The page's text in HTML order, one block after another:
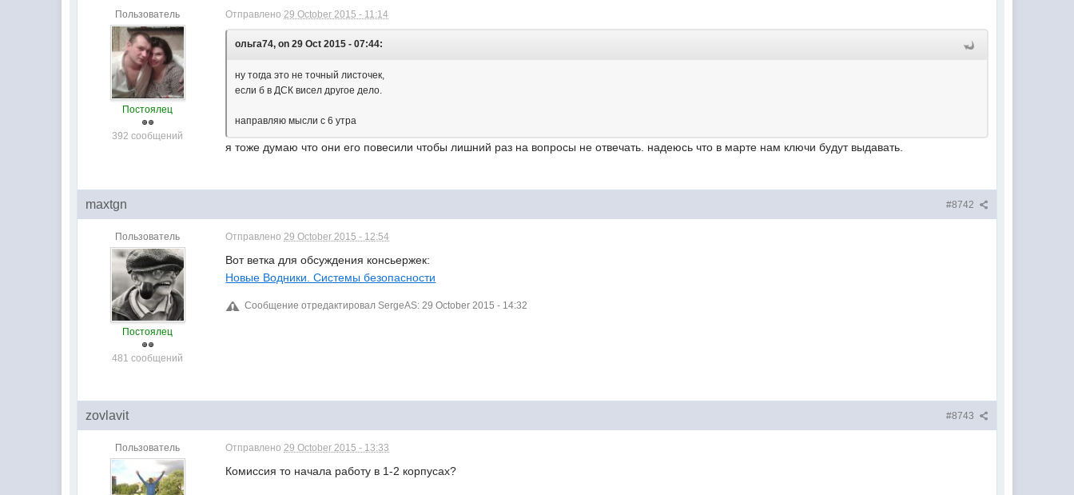
Пользователь
Постоялец
392 сообщений
Отправлено29 October 2015 - 11:14
ольга74, on 29 Oct 2015 - 07:44:
ну тогда это не точный листочек,
если б в ДСК висел другое дело.
направляю мысли с 6 утра
я тоже думаю что они его повесили чтобы лишний раз на вопросы не отвечать. надеюсь что в марте нам ключи будут выдавать.
#8742
maxtgn
Пользователь
Постоялец
481 сообщений
Отправлено29 October 2015 - 12:54
Вот ветка для обсуждения консьержек:
Новые Водники. Системы безопасности
Сообщение отредактировал SergeAS: 29 October 2015 - 14:32
#8743
zovlavit
Пользователь Отправлено29 October 2015 - 13:33
Комиссия то начала работу в 1-2 корпусах?